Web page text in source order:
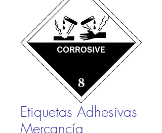
Etiquetas Adhesivas
Mercancía